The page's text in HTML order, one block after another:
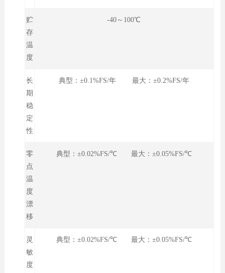
贮
存
温
度
-40～100℃
长
期
稳
定
性
典型：±0.1%FS/年 最大：±0.2%FS/年
零
点
温
度
漂
移
典型：±0.02%FS/℃ 最大：±0.05%FS/℃
灵
敏
度
典型：±0.02%FS/℃ 最大：±0.05%FS/℃